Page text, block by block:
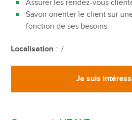
Assurer les rendez-vous
Savoir orienter le client sur
fonction de ses besoins
Localisation : /
Je suis